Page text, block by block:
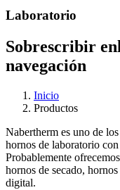
Laboratorio
Sobrescribir
navegación
Inicio
Productos
Nabertherm es uno de
hornos de laboratorio
Probablemente
hornos de secado,
digital.